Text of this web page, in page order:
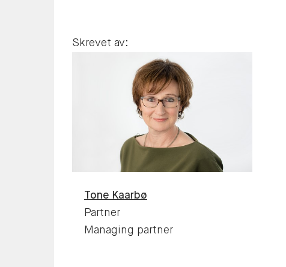
Skrevet av:
Tone Kaarbø
Partner
Managing partner